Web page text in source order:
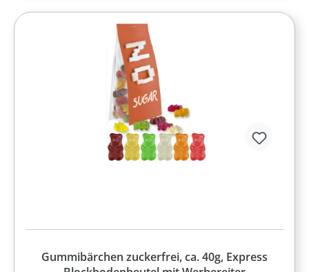
Gummibärchen zuckerfrei, ca. 40g, Express